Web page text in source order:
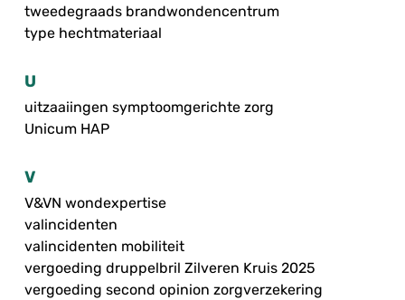
tweedegraads brandwondencentrum
type hechtmateriaal
U
uitzaaiingen symptoomgerichte zorg
Unicum HAP
V
V&VN wondexpertise
valincidenten
valincidenten mobiliteit
vergoeding druppelbril Zilveren Kruis 2025
vergoeding second opinion zorgverzekering